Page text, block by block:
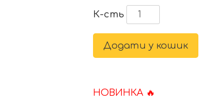
К-сть
Додати у кошик
НОВИНКА 🔥